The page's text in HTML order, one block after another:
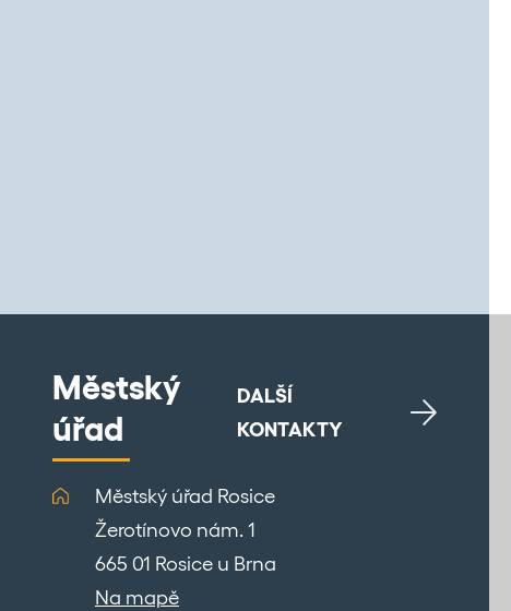
Městský
úřad
DALŠÍ
KONTAKTY
Městský úřad Rosice
Žerotínovo nám. 1
665 01 Rosice u Brna
Na mapě